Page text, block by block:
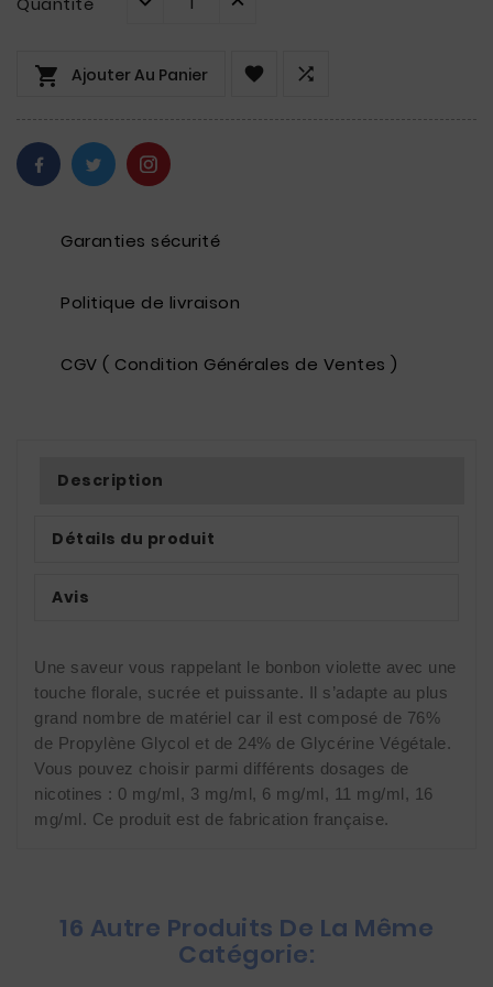
 Ajouter Au Panier  
Garanties sécurité
Politique de livraison
CGV ( Condition Générales de Ventes )
Description
Détails du produit
Avis
Une saveur vous rappelant le bonbon violette avec une
touche florale, sucrée et puissante. Il s’adapte au plus
grand nombre de matériel car il est composé de 76%
de Propylène Glycol et de 24% de Glycérine Végétale.
Vous pouvez choisir parmi différents dosages de
nicotines : 0 mg/ml, 3 mg/ml, 6 mg/ml, 11 mg/ml, 16
mg/ml. Ce produit est de fabrication française.
16 Autre Produits De La Même
Catégorie: